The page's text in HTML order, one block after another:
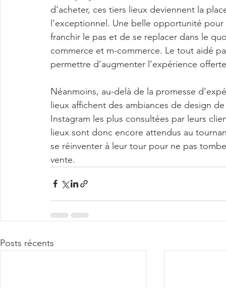
d’acheter, ces tiers lieux deviennent la
l’exceptionnel. Une belle opportunité
franchir le pas et de se replacer dans le
commerce et m-commerce. Le tout aidé
permettre d’augmenter l’expérience
Néanmoins, au-delà de la promesse
lieux affichent des ambiances de design
Instagram les plus consultées par leurs
lieux sont donc encore attendus au
se réinventer à leur tour pour ne pas
vente.
Posts récents